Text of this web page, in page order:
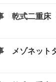
乾式二重床
メゾネット